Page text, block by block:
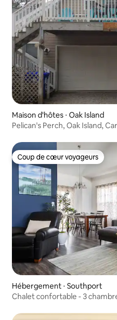
Maison d'hôtes ⋅ Oak Island
Pelican's Perch, Oak Island,
Coup de cœur voyageurs
Coup de cœur voyageurs
Hébergement ⋅ Southport
Chalet confortable - 3